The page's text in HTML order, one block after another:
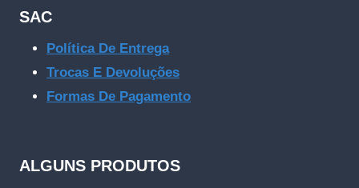
SAC
Política De Entrega
Trocas E Devoluções
Formas De Pagamento
ALGUNS PRODUTOS